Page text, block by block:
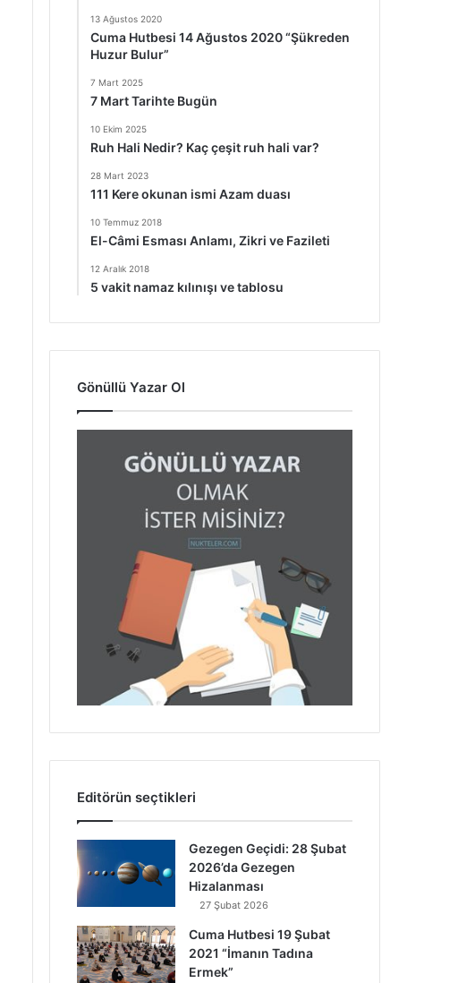
13 Ağustos 2020
Cuma Hutbesi 14 Ağustos 2020 “Şükreden
Huzur Bulur”
7 Mart 2025
7 Mart Tarihte Bugün
10 Ekim 2025
Ruh Hali Nedir? Kaç çeşit ruh hali var?
28 Mart 2023
111 Kere okunan ismi Azam duası
10 Temmuz 2018
El-Câmi Esması Anlamı, Zikri ve Fazileti
12 Aralık 2018
5 vakit namaz kılınışı ve tablosu
Gönüllü Yazar Ol
Editörün seçtikleri
Gezegen Geçidi: 28 Şubat
2026’da Gezegen
Hizalanması
27 Şubat 2026
Cuma Hutbesi 19 Şubat
2021 “İmanın Tadına
Ermek”